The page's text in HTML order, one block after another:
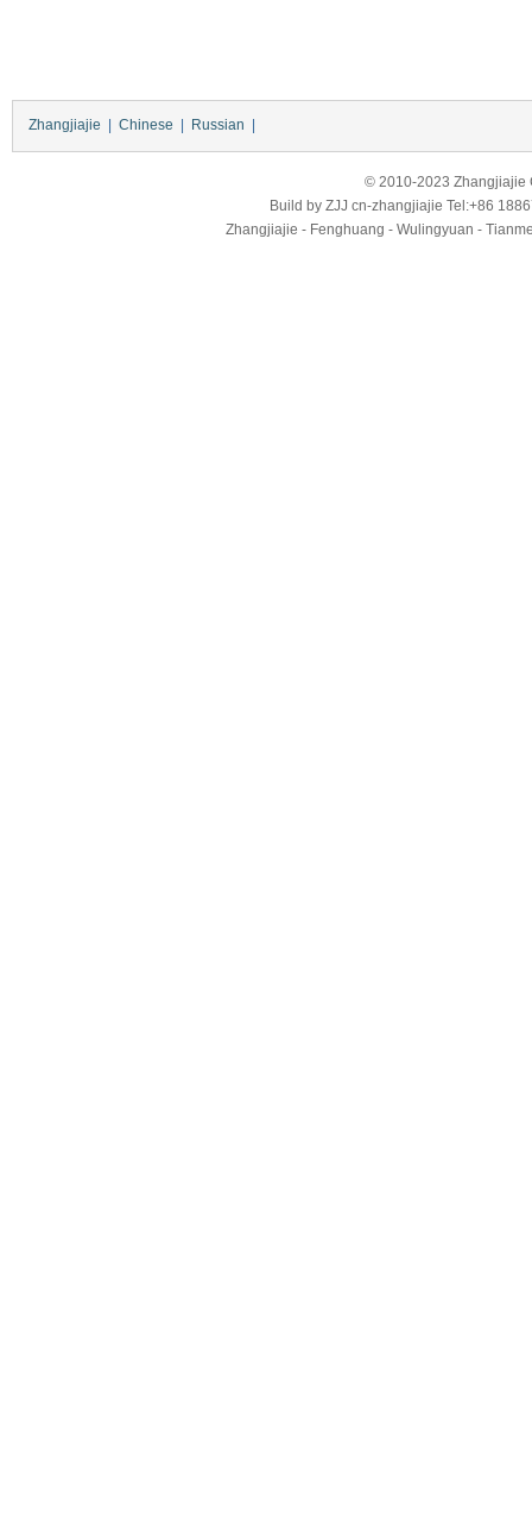
Zhangjiajie Chinese Russian
© 2010-2023 Zhangjiajie
Build by ZJJ cn-zhangjiajie Tel:+86
Zhangjiajie - Fenghuang - Wulingyuan -